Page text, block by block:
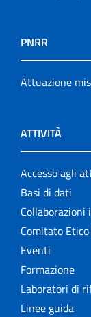
PNRR
Attuazione
ATTIVITÀ
Accesso agli
Basi di dati
Comitato
Eventi
Formazione
Laboratori di
Linee guida